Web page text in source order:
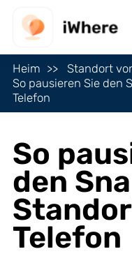
Heim
Standort
So pausieren Sie den
Telefon
So
den
Telefon